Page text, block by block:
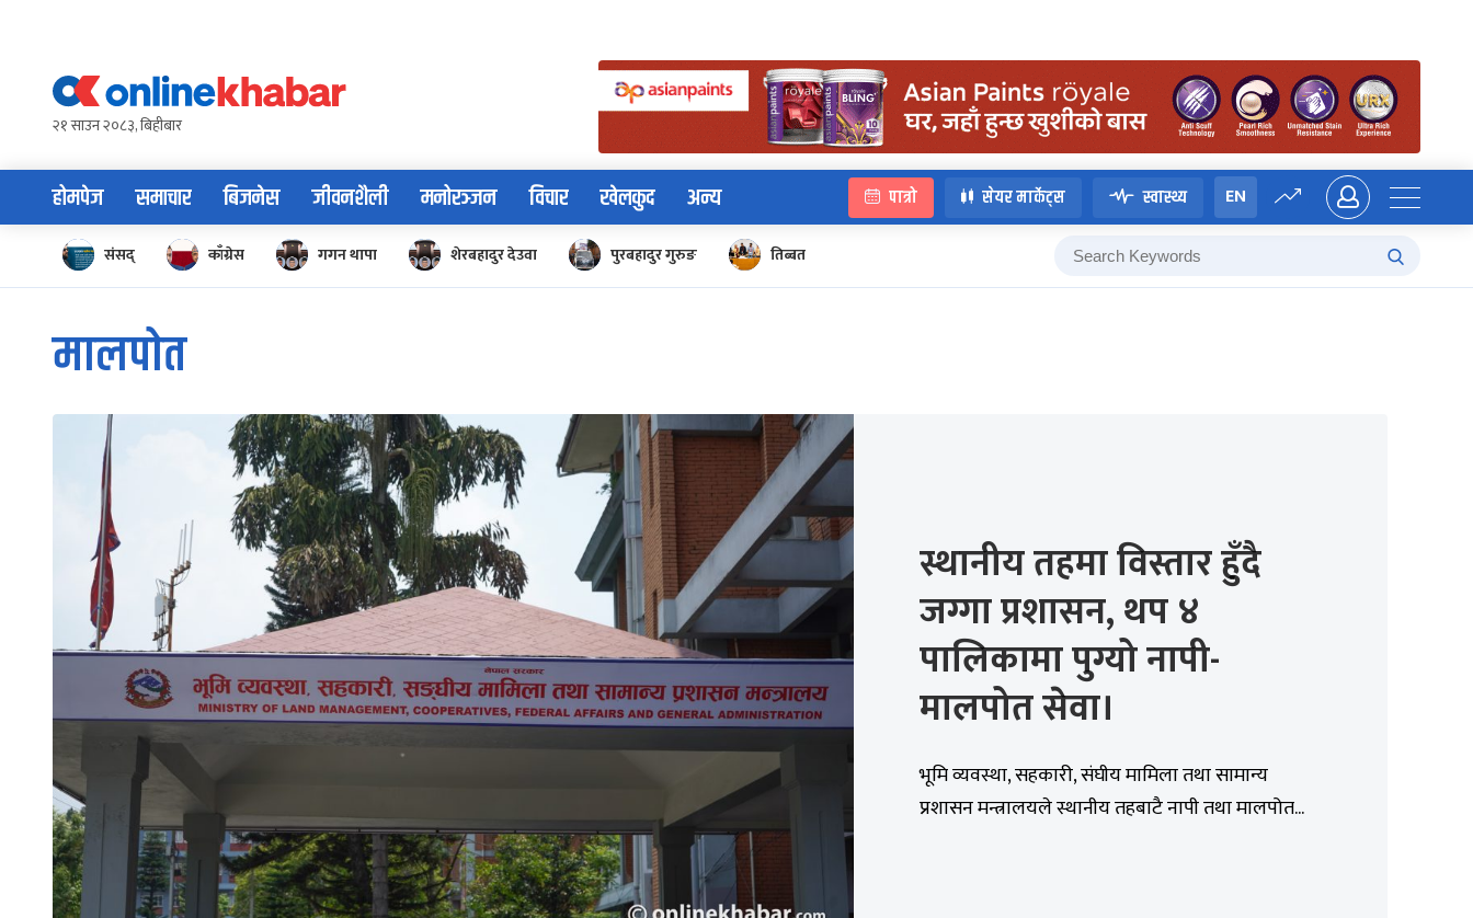
content२१ साउन २०८३, बिहीबार
होमपेज समाचार बिजनेस जीवनशैली मनोरञ्जन विचार खेलकुद अन्य पात्रो सेयर मार्केट्स स्वास्थ्य EN
संसद् काँग्रेस गगन थापा शेरबहादुर देउवा पुरबहादुर गुरुङ तिब्बत
मालपोत
स्थानीय तहमा विस्तार हुँदै
जग्गा प्रशासन, थप ४
पालिकामा पुग्यो नापी-
मालपोत सेवा।
भूमि व्यवस्था, सहकारी, संघीय मामिला तथा सामान्य
प्रशासन मन्त्रालयले स्थानीय तहबाटै नापी तथा मालपोत...